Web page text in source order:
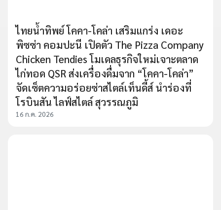
ไทยน้ำทิพย์ โคคา-โคล่า เสริมแกร่ง เดอะ
พิซซ่า คอมปะนี เปิดตัว The Pizza Company
Chicken Tendies โมเดลธุรกิจใหม่เจาะตลาด
ไก่ทอด QSR ส่งเครื่องดื่มจาก “โคคา-โคล่า”
จัดเซ็ตความอร่อยซ่าสไตล์เท็นดี้ส์ นำร่องที่
โรบินสัน ไลฟ์สไตล์ สุวรรณภูมิ
16 ก.ค. 2026